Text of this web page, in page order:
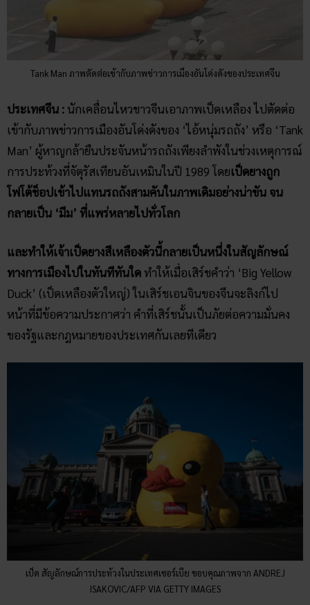
Tank Man ภาพตัดต่อเข้ากับภาพข่าวการเมืองอันโด่งดังของประเทศจีน
ประเทศจีน : นักเคลื่อนไหวชาวจีนเอาภาพเป็ดเหลือง ไปตัดต่อ
เข้ากับภาพข่าวการเมืองอันโด่งดังของ ‘ไอ้หนุ่มรถถัง’ หรือ ‘Tank
Man’ ผู้หาญกล้ายืนประจันหน้ารถถังเพียงลำพังในช่วงเหตุการณ์
การประท้วงที่จัตุรัสเทียนอันเหมินในปี 1989 โดยเป็ดยางถูก
โฟโต้ช็อปเข้าไปแทนรถถังสามคันในภาพเดิมอย่างน่าขัน จน
กลายเป็น ‘มีม’ ที่แพร่หลายไปทั่วโลก
และทำให้เจ้าเป็ดยางสีเหลืองตัวนี้กลายเป็นหนึ่งในสัญลักษณ์
ทางการเมืองไปในทันทีทันใด ทำให้เมื่อเสิร์ชคำว่า ‘Big Yellow
Duck’ (เป็ดเหลืองตัวใหญ่) ในเสิร์ชเอนจินของจีนจะลิงก์ไป
หน้าที่มีข้อความประกาศว่า คำที่เสิร์ชนั้นเป็นภัยต่อความมั่นคง
ของรัฐและกฎหมายของประเทศกันเลยทีเดียว
เป็ด สัญลักษณ์การประท้วงในประเทศเซอร์เบีย ขอบคุณภาพจาก ANDREJ
ISAKOVIC/AFP VIA GETTY IMAGES